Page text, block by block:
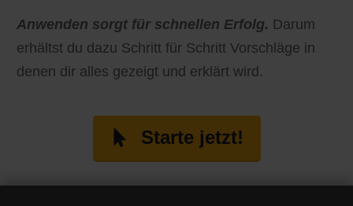
Anwenden sorgt für schnellen Erfolg. Darum
erhältst du dazu Schritt für Schritt Vorschläge in
denen dir alles gezeigt und erklärt wird.
Starte jetzt!